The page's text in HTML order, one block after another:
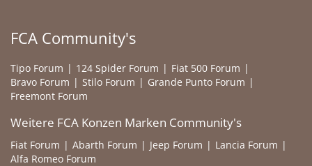
FCA Community's
Tipo Forum 124 Spider Forum
Fiat 500 Forum
Bravo Forum
Stilo Forum
Grande Punto Forum
Freemont Forum
Weitere FCA Konzen Marken Community's
Fiat Forum Abarth Forum Jeep Forum
Lancia Forum
Alfa Romeo Forum